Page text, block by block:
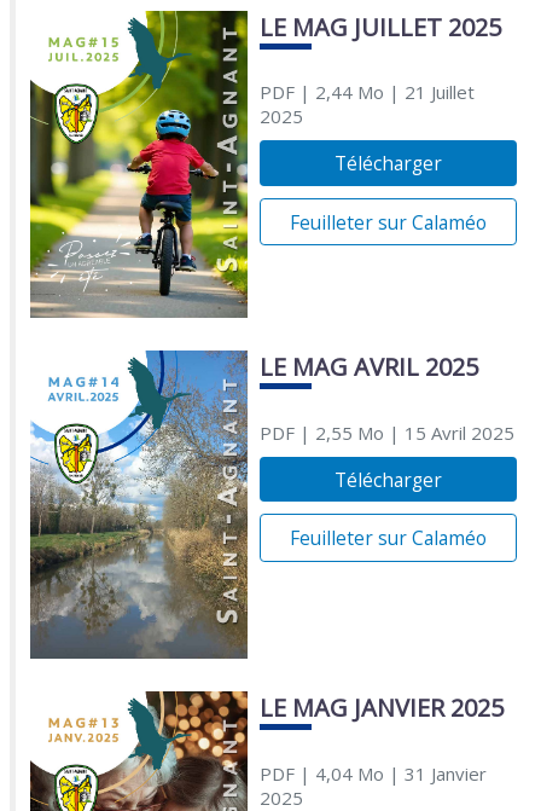
LE MAG JUILLET 2025
PDF| 2,44 Mo | 21 Juillet
2025
Télécharger
Feuilleter sur Calaméo
LE MAG AVRIL 2025
PDF| 2,55 Mo | 15 Avril 2025
Télécharger
Feuilleter sur Calaméo
LE MAG JANVIER 2025
PDF| 4,04 Mo | 31 Janvier
2025